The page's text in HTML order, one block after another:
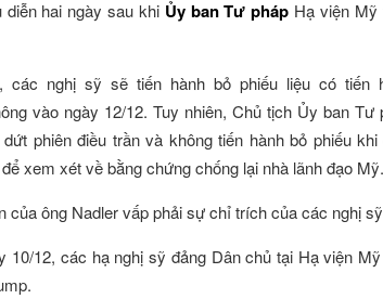
diễn hai ngày sau khi Ủy ban Tư pháp Hạ viện
các nghị sỹ sẽ tiến hành bỏ phiếu liệu có tiến
vào ngày 12/12. Tuy nhiên, Chủ tịch Ủy ban
phiên điều trần và không tiến hành bỏ phiếu
xem xét về bằng chứng chống lại nhà lãnh đạo Mỹ.
của ông Nadler vấp phải sự chỉ trích của các nghị
10/12, các hạ nghị sỹ đảng Dân chủ tại Hạ viện